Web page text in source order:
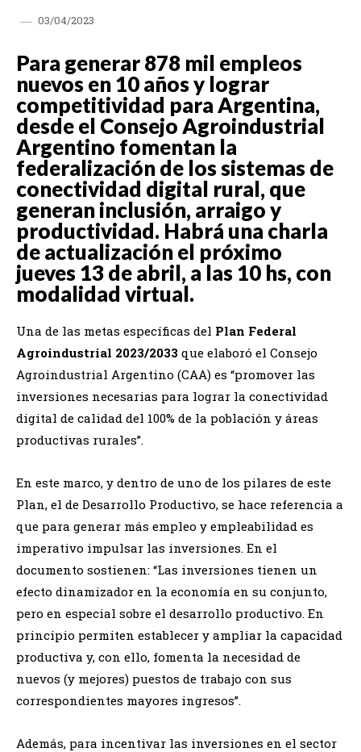
03/04/2023
Para generar 878 mil empleos
nuevos en 10 años y lograr
competitividad para Argentina,
desde el Consejo Agroindustrial
Argentino fomentan la
federalización de los sistemas de
conectividad digital rural, que
generan inclusión, arraigo y
productividad. Habrá una charla
de actualización el próximo
jueves 13 de abril, a las 10 hs, con
modalidad virtual.
Una de las metas específicas del Plan Federal
Agroindustrial 2023/2033 que elaboró el Consejo
Agroindustrial Argentino (CAA) es “promover las
inversiones necesarias para lograr la conectividad
digital de calidad del 100% de la población y áreas
productivas rurales”.
En este marco, y dentro de uno de los pilares de este
Plan, el de Desarrollo Productivo, se hace referencia a
que para generar más empleo y empleabilidad es
imperativo impulsar las inversiones. En el
documento sostienen: “Las inversiones tienen un
efecto dinamizador en la economía en su conjunto,
pero en especial sobre el desarrollo productivo. En
principio permiten establecer y ampliar la capacidad
productiva y, con ello, fomenta la necesidad de
nuevos (y mejores) puestos de trabajo con sus
correspondientes mayores ingresos”.
Además, para incentivar las inversiones en el sector